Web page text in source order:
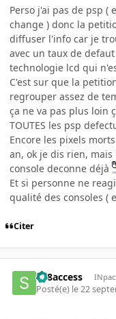
Perso j'ai pas de psp (
change ) donc la
diffuser l'info car je
avec un taux de
technologie lcd qui
C'est sur que la
regrouper assez de
ça ne va pas plus loin
TOUTES les psp
Encore les pixels
an, ok je dis rien,
console deconne déjà
Et si personne ne
qualité des consoles (
Citer
sk8access
Posté(e) le 22